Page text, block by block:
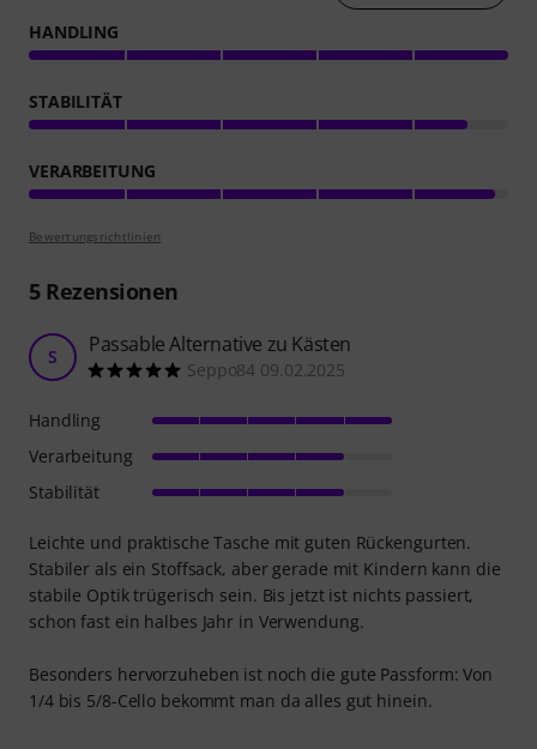
HANDLING
STABILITÄT
VERARBEITUNG
Bewertungsrichtlinien
5Rezensionen
S Passable Alternative zu Kästen
Seppo84 09.02.2025
Leichte und praktische Tasche mit guten Rückengurten.
Stabiler als ein Stoffsack, aber gerade mit Kindern kann die
stabile Optik trügerisch sein. Bis jetzt ist nichts passiert,
schon fast ein halbes Jahr in Verwendung.
Besonders hervorzuheben ist noch die gute Passform: Von
1/4 bis 5/8-Cello bekommt man da alles gut hinein.
Handling
Verarbeitung
Stabilität